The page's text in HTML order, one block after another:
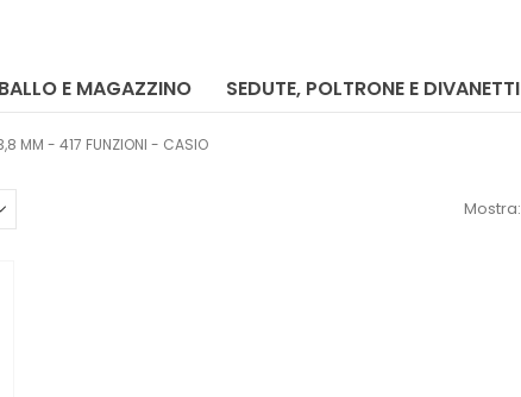
E MAGAZZINO SEDUTE, POLTRONE E DIVANETTI
MM - 417 FUNZIONI - CASIO
Mostra: